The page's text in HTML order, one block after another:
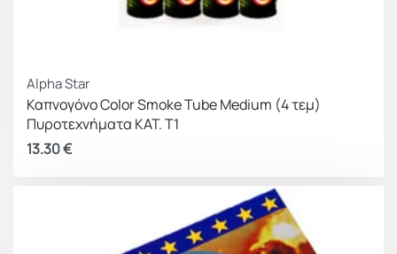
Alpha Star
Καπνογόνο Color Smoke Tube Medium (4 τεμ)
Πυροτεχνήματα ΚΑΤ. Τ1
13.30€